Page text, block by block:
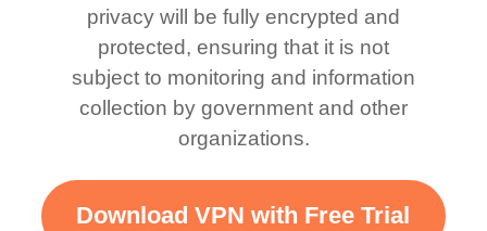
privacy will be fully encrypted and
protected, ensuring that it is not
subject to monitoring and information
collection by government and other
organizations.
Download VPN with Free Trial